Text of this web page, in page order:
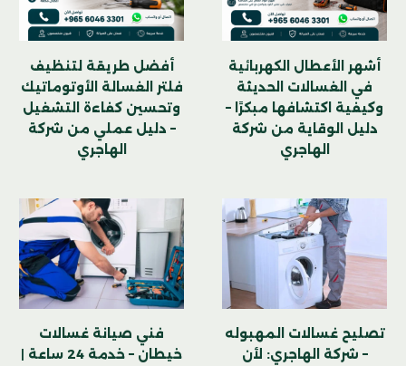
أشهر الأعطال الكهربائية
في الغسالات الحديثة
وكيفية اكتشافها مبكرًا –
دليل الوقاية من شركة
الهاجري
أفضل طريقة لتنظيف
فلتر الغسالة الأوتوماتيك
وتحسين كفاءة التشغيل
– دليل عملي من شركة
الهاجري
تصليح غسالات المهبوله
– شركة الهاجري: لأن
فني صيانة غسالات
خيطان – خدمة 24 ساعة |